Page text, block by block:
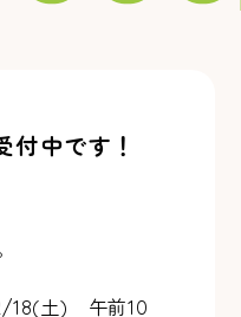
付中です！
18(土) 午前10